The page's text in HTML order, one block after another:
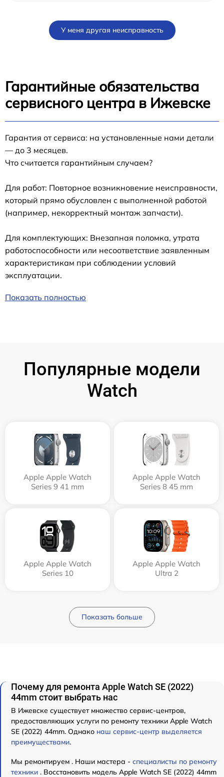
У меня другая неисправность
Гарантийные обязательства
сервисного центра в Ижевске
Гарантия от сервиса: на установленные нами детали
— до 3 месяцев.
Что считается гарантийным случаем?
Для работ: Повторное возникновение неисправности,
который прямо обусловлен с выполненной работой
(например, некорректный монтаж запчасти).
Для комплектующих: Внезапная поломка, утрата
работоспособности или несоответствие заявленным
характеристикам при соблюдении условий
эксплуатации.
Показать полностью
Популярные модели
Watch
Apple Apple Watch
Series 9 41 mm
Apple Apple Watch
Series 8 45 mm
Apple Apple Watch
Series 10
Apple Apple Watch
Ultra 2
Показать больше
Почему для ремонта Apple Watch SE (2022)
44mm стоит выбрать нас
В Ижевске существует множество сервис-центров,
предоставляющих услуги по ремонту техники Apple Watch
SE (2022) 44mm. Однако наш сервис-центр выделяется
преимуществами.
Мы ремонтируем . Наши мастера - специалисты по ремонту
техники . Восстановить модель Apple Watch SE (2022) 44mm